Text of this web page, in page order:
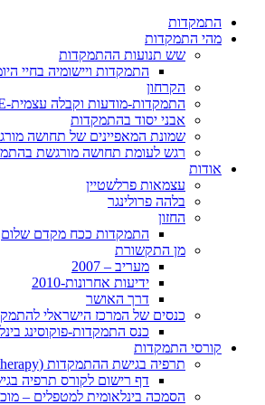
התמקדות
מהי התמקדות
שש תנועות ההתמקדות
התמקדות ויישומיה בחיי
הקרחון
התמקדות-מודעות וקבלה עצמית-YOUTUBE
אבני יסוד בהתמקדות
שמונת המאפיינים של תחושה
רגש לעומת תחושה מורגשת
אודות
עצמאות פרלשטיין
בלהה פרולינגר
החזון
התמקדות ככח מקדם שלום
מן התקשורת
מעריב – 2007
ידיעות אחרונות-2010
דרך האושר
כנסים של המרכז הישראלי
כנס התמקדות-פוקוסינג
קורסי התמקדות
תרפיה בגישת ההתמקדות (Focusing Oriented Psychotherapy)
דף רישום לקורס תרפיה
הסמכה בינלאומית למטפלים –